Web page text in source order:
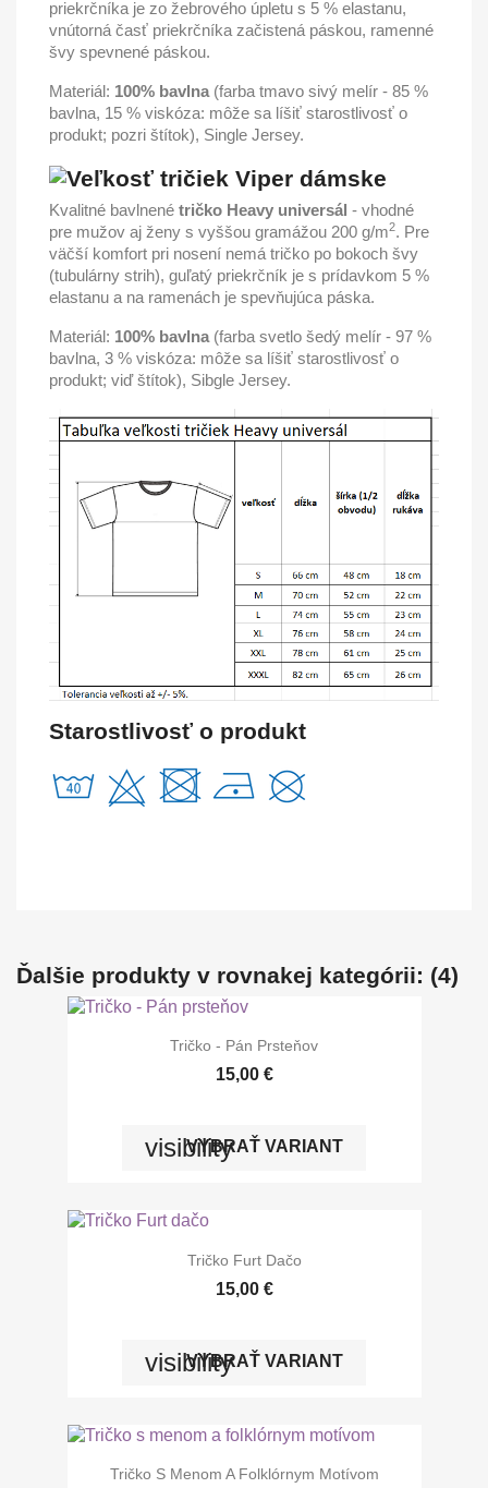
priekrčníka je zo žebrového úpletu s 5 % elastanu,
vnútorná časť priekrčníka začistená páskou, ramenné
švy spevnené páskou.
Materiál: 100% bavlna (farba tmavo sivý melír - 85 %
bavlna, 15 % viskóza: môže sa líšiť starostlivosť o
produkt; pozri štítok), Single Jersey.
Kvalitné bavlnené tričko Heavy universál - vhodné
pre mužov aj ženy s vyššou gramážou 200 g/m2. Pre
väčší komfort pri nosení nemá tričko po bokoch švy
(tubulárny strih), guľatý priekrčník je s prídavkom 5 %
elastanu a na ramenách je spevňujúca páska.
Materiál: 100% bavlna (farba svetlo šedý melír - 97 %
bavlna, 3 % viskóza: môže sa líšiť starostlivosť o
produkt; viď štítok), Sibgle Jersey.
Starostlivosť o produkt
Ďalšie produkty v rovnakej kategórii: (4)
Tričko - Pán Prsteňov
15,00 €
visibility
VYBRAŤ VARIANT
Tričko Furt Dačo
15,00 €
visibility
VYBRAŤ VARIANT
Tričko S Menom A Folklórnym Motívom